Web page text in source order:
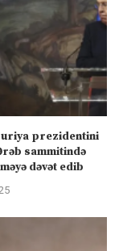
prezidentini
sammitində
dəvət edib